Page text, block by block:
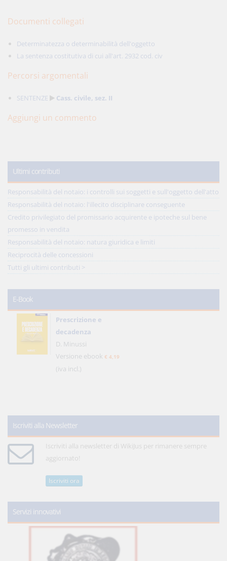
Documenti collegati
Determinatezza o determinabilità dell'oggetto
La sentenza costitutiva di cui all'art. 2932 cod. civ
Percorsi argomentali
SENTENZE Cass. civile, sez. II
Aggiungi un commento
Ultimi contributi
Responsabilità del notaio: i controlli sui soggetti e sull'oggetto dell'atto
Responsabilità del notaio: l'illecito disciplinare conseguente
Credito privilegiato del promissario acquirente e ipoteche sul bene
promesso in vendita
Responsabilità del notaio: natura giuridica e limiti
Reciprocità delle concessioni
Tutti gli ultimi contributi >
E-Book
Prescrizione e
decadenza
D. Minussi
Versione ebook € 4,19
(iva incl.)
Iscriviti alla Newsletter
Iscriviti alla newsletter di WikiJus per rimanere sempre
aggiornato!
Iscriviti ora
Servizi innovativi